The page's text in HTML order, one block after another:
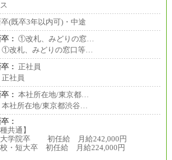
(既卒3年以内可)・中途
： ①改札、みどりの窓…
①改札、みどりの窓口等…
： 正社員
正社員
： 本社所在地/東京都…
本社所在地/東京都渋谷…
：
共通】
大学院卒 初任給 月給242,000円
・短大卒 初任給 月給224,000円